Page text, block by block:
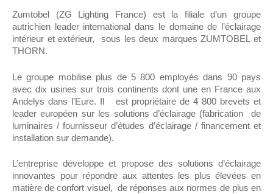
Zumtobel (ZG Lighting France) est la filiale d’un groupe
autrichien leader international dans le domaine de l’éclairage
intérieur et extérieur, sous les deux marques ZUMTOBEL et
THORN.
Le groupe mobilise plus de 5 800 employés dans 90 pays
avec dix usines sur trois continents dont une en France aux
Andelys dans l’Eure. Il est propriétaire de 4 800 brevets et
leader européen sur les solutions d’éclairage (fabrication de
luminaires / fournisseur d’études d’éclairage / financement et
installation sur demande).
L’entreprise développe et propose des solutions d’éclairage
innovantes pour répondre aux attentes les plus élevées en
matière de confort visuel, de réponses aux normes de plus en